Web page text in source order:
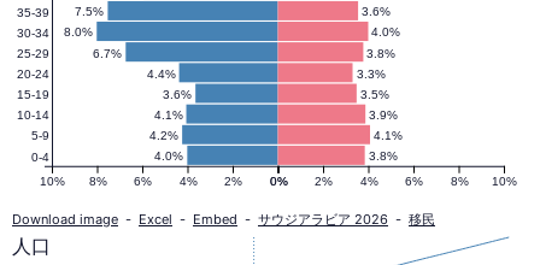
ビ
ア
の
人
3.8%
4.0%
4.1%
4.2%
3.9%
4.1%
3.5%
3.6%
3.3%
4.4%
3.8%
6.7%
4.0%
8.0%
3.6%
7.5%
0% 2% 4% 6% 8% 10%
10% 8% 6% 4% 2% 0%
0-4
5-9
10-14
15-19
20-24
25-29
30-34
35-39
Download image - Excel - Embed - サウジアラビア 2026 - 移民
人口